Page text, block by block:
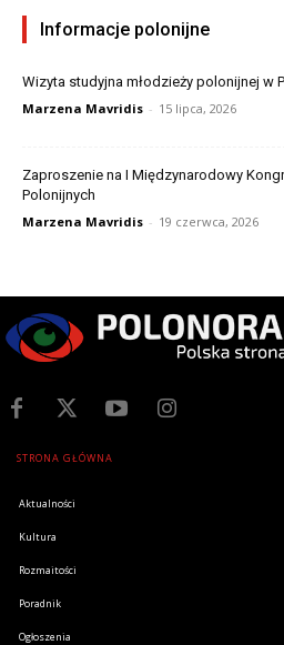
Informacje polonijne
Wizyta studyjna młodzieży polonijnej w
Marzena Mavridis - 15 lipca, 2026
Zaproszenie na I Międzynarodowy
Polonijnych
Marzena Mavridis - 19 czerwca, 2026
STRONA GŁÓWNA
Aktualności
Kultura
Rozmaitości
Poradnik
Ogłoszenia